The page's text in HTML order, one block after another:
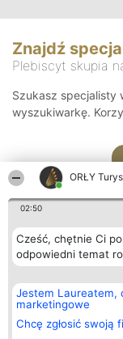
ORŁY
02:50
Cześć, chętnie Ci
odpowiedni temat
Jestem Laureatem,
marketingowe
Chcę zgłosić swoją
Znajdź
Plebiscyt skupia
Szukasz specjalisty
wyszukiwarkę.
Organizator plebiscytu
Bright Side Solutions sp. z o.
o. sp. k.
ul. Ruska 22
Wrocław 50-079